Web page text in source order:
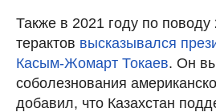
Также в 2021 году по
терактов высказывался
Касым-Жомарт Токаев. Он
соболезнования
добавил, что Казахстан